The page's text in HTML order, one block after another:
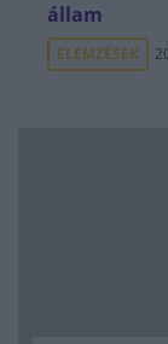
állam
ELEMZÉSEK